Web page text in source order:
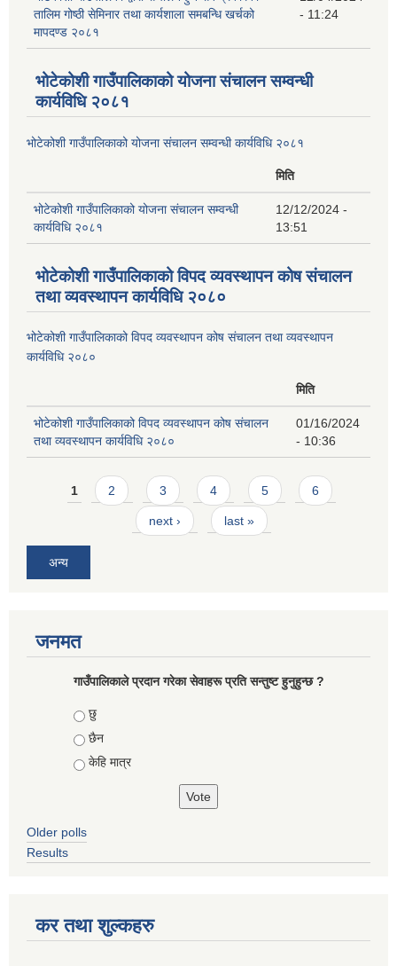
तालिम गोष्ठी सेमिनार तथा कार्यशाला समबन्धि खर्चको
मापदण्ड २०८१
- 11:24
भोटेकोशी गाउँपालिकाको योजना संचालन सम्वन्धी
कार्यविधि २०८१
भोटेकोशी गाउँपालिकाको योजना संचालन सम्वन्धी कार्यविधि २०८१
मिति
भोटेकोशी गाउँपालिकाको योजना संचालन सम्वन्धी
कार्यविधि २०८१
12/12/2024 -
13:51
भोटेकोशी गाउँपालिकाको विपद व्यवस्थापन कोष संचालन
तथा व्यवस्थापन कार्यविधि २०८०
भोटेकोशी गाउँपालिकाको विपद व्यवस्थापन कोष संचालन तथा व्यवस्थापन
कार्यविधि २०८०
मिति
भोटेकोशी गाउँपालिकाको विपद व्यवस्थापन कोष संचालन
तथा व्यवस्थापन कार्यविधि २०८०
01/16/2024
- 10:36
Pages
1 2 3 4 5 6
next › last »
अन्य
जनमत
गाउँपालिकाले प्रदान गरेका सेवाहरू प्रति सन्तुष्ट हुनुहुन्छ ?
Choices
छु
छैन
केहि मात्र
Older polls
Results
कर तथा शुल्कहरु